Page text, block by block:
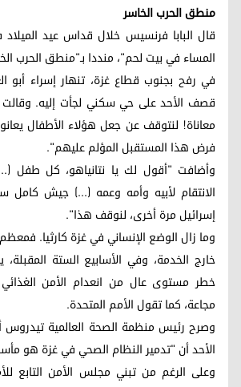
منطق الحرب الخاسر
قال البابا فرنسيس خلال قداس عيد
المساء في بيت لحم"، منددا بـ"منطق الحرب
قصف الأحد على حي سكني لجأت إليه.
معاناة! لنتوقف عن جعل هؤلاء الأطفال
فرض هذا المستقبل المؤلم عليهم".
وأضافت "أقول لك يا نتانياهو، كل طفل
الانتقام لأبيه وأمه وعمه (...) جيش كامل
إسرائيل مرة أخرى، لنوقف هذا".
وما زال الوضع الإنساني في غزة كارثيا.
خارج الخدمة، وفي الأسابيع الستة
خطر مستوى عال من انعدام الأمن
مجاعة، كما تقول الأمم المتحدة.
وصرح رئيس منظمة الصحة العالمية
الأحد أن "تدمير النظام الصحي في غزة هو
وعلى الرغم من تبني مجلس الأمن التابع